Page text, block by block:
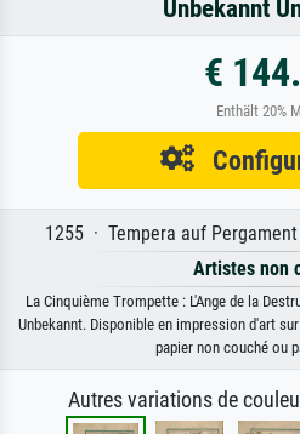
Unbekannt
€
Enthält 20%
1255 · Tempera auf
Artistes non
La Cinquième Trompette : L'Ange de la
Unbekannt. Disponible en impression d'art
papier non couché ou
Autres variations de